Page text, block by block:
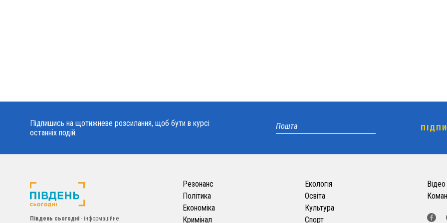
Підпишись на щотижневе розсилання, щоб бути в курсі
останніх подій.
Південь сьогодні - інформаційне
Резонанс
Політика
Економіка
Кримінал
Екологія
Освіта
Культура
Спорт
Відео